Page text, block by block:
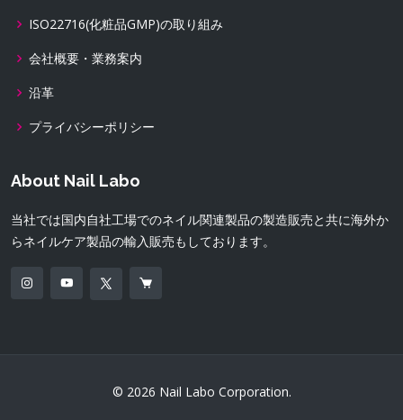
ISO22716(化粧品GMP)の取り組み
会社概要・業務案内
沿革
プライバシーポリシー
About Nail Labo
当社では国内自社工場でのネイル関連製品の製造販売と共に海外か
らネイルケア製品の輸入販売もしております。
© 2026 Nail Labo Corporation.